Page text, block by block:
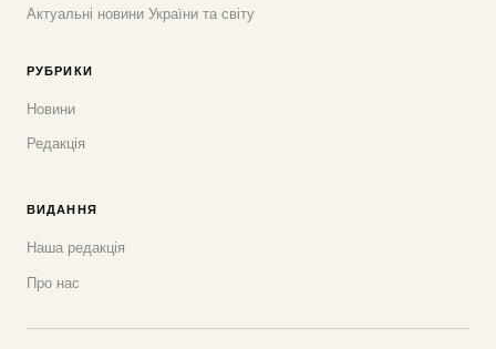
Актуальні новини України та світу
РУБРИКИ
Новини
Редакція
ВИДАННЯ
Наша редакція
Про нас